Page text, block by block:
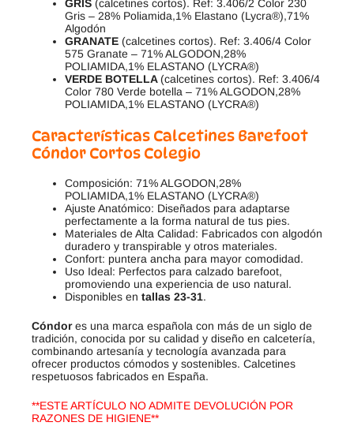
GRIS (calcetines cortos). Ref: 3.406/2 Color 230
Gris – 28% Poliamida,1% Elastano (Lycra®),71%
Algodón
GRANATE (calcetines cortos). Ref: 3.406/4 Color
575 Granate – 71% ALGODON,28%
POLIAMIDA,1% ELASTANO (LYCRA®)
VERDE BOTELLA(calcetines cortos). Ref: 3.406/4
Color 780 Verde botella – 71% ALGODON,28%
POLIAMIDA,1% ELASTANO (LYCRA®)
Características Calcetines Barefoot
Cóndor Cortos Colegio
Composición: 71% ALGODON,28%
POLIAMIDA,1% ELASTANO (LYCRA®)
Ajuste Anatómico: Diseñados para adaptarse
perfectamente a la forma natural de tus pies.
Materiales de Alta Calidad: Fabricados con algodón
duradero y transpirable y otros materiales.
Confort: puntera ancha para mayor comodidad.
Uso Ideal: Perfectos para calzado barefoot,
promoviendo una experiencia de uso natural.
Disponibles en tallas 23-31.
Cóndores una marca española con más de un siglo de
tradición, conocida por su calidad y diseño en calcetería,
combinando artesanía y tecnología avanzada para
ofrecer productos cómodos y sostenibles. Calcetines
respetuosos fabricados en España.
**ESTE ARTÍCULO NO ADMITE DEVOLUCIÓN POR
RAZONES DE HIGIENE**